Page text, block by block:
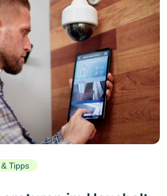
Tipps